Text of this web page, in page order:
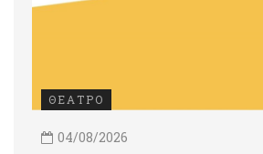
ΘΕΑΤΡΟ
04/08/2026